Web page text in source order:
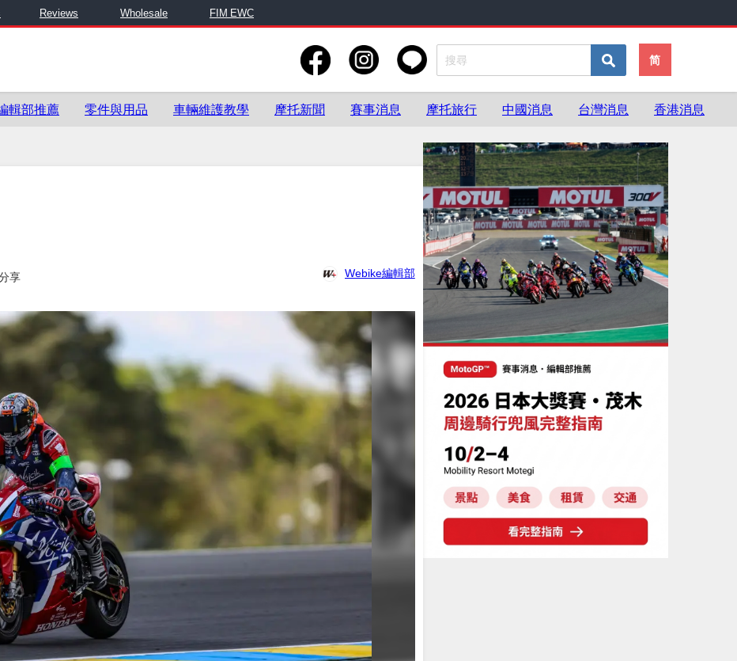
Reviews Wholesale FIM EWC
简
輯部推薦 零件與用品 車輛維護教學 摩托新聞 賽事消息 摩托旅行 中國消息 台灣消息 香港消息
享 Webike編輯部